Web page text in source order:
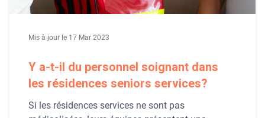
Mis à jour le 17 Mar 2023
Y a-t-il du personnel soignant dans
les résidences seniors services?
Si les résidences services ne sont pas